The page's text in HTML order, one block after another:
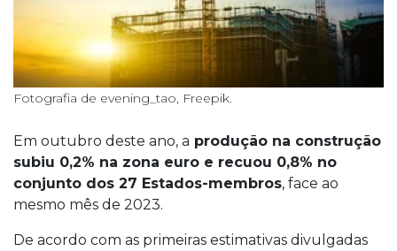
Fotografia de evening_tao, Freepik.
Em outubro deste ano, a produção na construção
subiu 0,2% na zona euro e recuou 0,8% no
conjunto dos 27 Estados-membros, face ao
mesmo mês de 2023.
De acordo com as primeiras estimativas divulgadas